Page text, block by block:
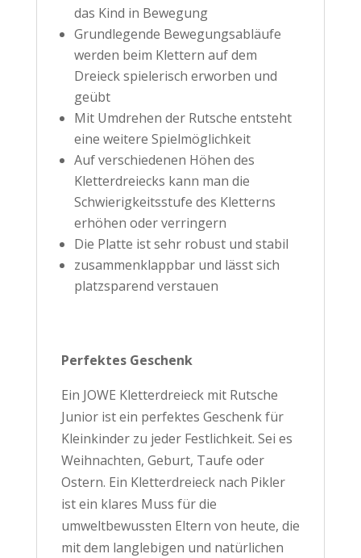
das Kind in Bewegung
Grundlegende Bewegungsabläufe
werden beim Klettern auf dem
Dreieck spielerisch erworben und
geübt
Mit Umdrehen der Rutsche entsteht
eine weitere Spielmöglichkeit
Auf verschiedenen Höhen des
Kletterdreiecks kann man die
Schwierigkeitsstufe des Kletterns
erhöhen oder verringern
Die Platte ist sehr robust und stabil
zusammenklappbar und lässt sich
platzsparend verstauen
Perfektes Geschenk
Ein JOWE Kletterdreieck mit Rutsche
Junior ist ein perfektes Geschenk für
Kleinkinder zu jeder Festlichkeit. Sei es
Weihnachten, Geburt, Taufe oder
Ostern. Ein Kletterdreieck nach Pikler
ist ein klares Muss für die
umweltbewussten Eltern von heute, die
mit dem langlebigen und natürlichen